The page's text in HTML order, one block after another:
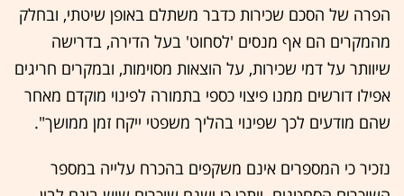
הפרה של הסכם שכירות כדבר משתלם באופן שיטתי, ובחלק
מהמקרים הם אף מנסים 'לסחוט' בעל הדירה, בדרישה
שיוותר על דמי שכירות, על הוצאות מסוימות, ובמקרים חריגים
אפילו דורשים ממנו פיצוי כספי בתמורה לפינוי מוקדם מאחר
שהם מודעים לכך שפינוי בהליך משפטי ייקח זמן ממושך".
נזכיר כי המספרים אינם משקפים בהכרח עלייה במספר